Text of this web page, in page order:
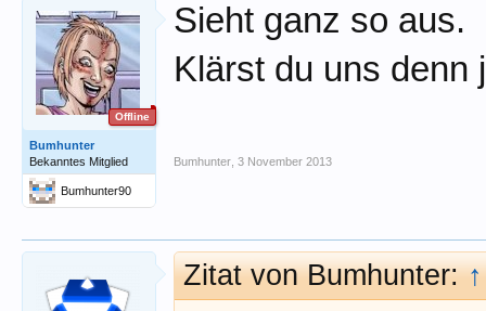
Offline
Bumhunter
Bekanntes Mitglied
Bumhunter90
Sieht ganz so aus.
Klärst du uns denn
Bumhunter 3 November 2013
Zitat von Bumhunter:↑